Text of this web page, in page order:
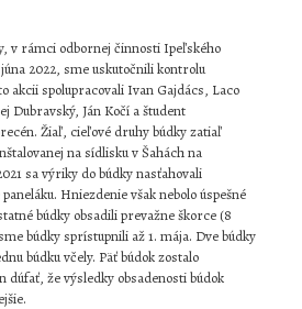
v rámci odbornej činnosti Ipeľského
2022, sme uskutočnili kontrolu
akcii spolupracovali Ivan Gajdács, Laco
Dubravský, Ján Kočí a študent
Žiaľ, cieľové druhy búdky zatiaľ
na sídlisku v Šahách na
sa výriky do búdky nasťahovali
Hniezdenie však nebolo úspešné
búdky obsadili prevažne škorce (8
búdky sprístupnili až 1. mája. Dve búdky
búdku včely. Päť búdok zostalo
dúfať, že výsledky obsadenosti búdok